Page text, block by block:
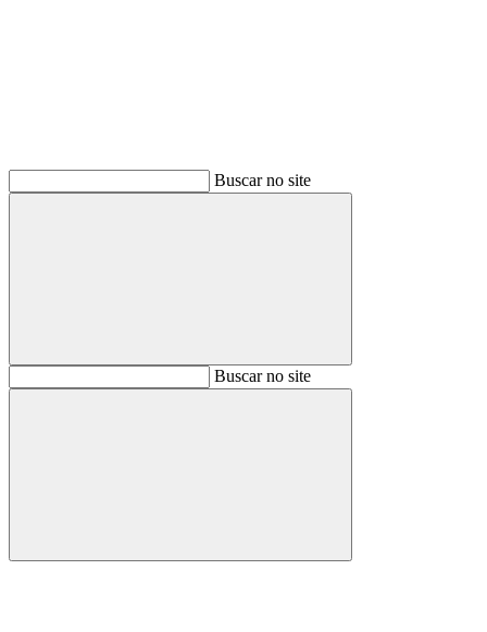
Buscar no site
BuscarBuscar no site
Buscar